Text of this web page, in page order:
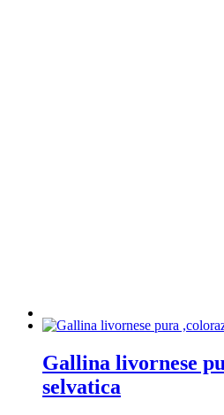
Gallina livornese
selvatica